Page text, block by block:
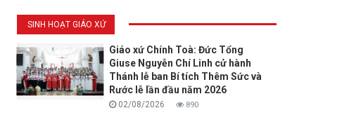
SINH HOẠT GIÁO XỨ
Giáo xứ Chính Toà: Đức Tổng
Giuse Nguyễn Chí Linh cử hành
Thánh lễ ban Bí tích Thêm Sức và
Rước lễ lần đầu năm 2026
02/08/2026 890